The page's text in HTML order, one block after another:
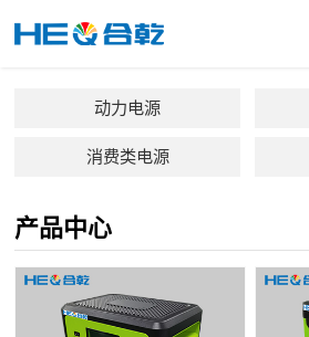
动力电源
消费类电源
产品中心